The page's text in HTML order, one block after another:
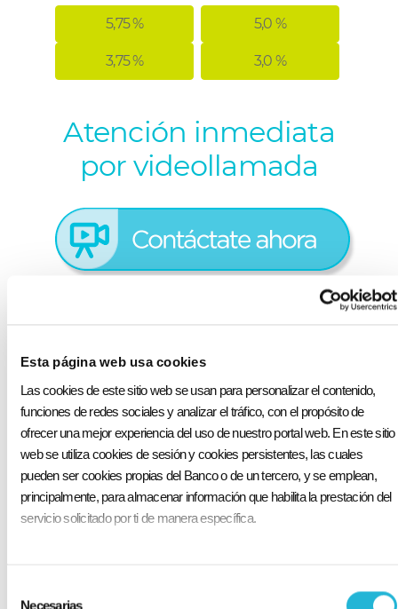
Esta página web usa cookies
Las cookies de este sitio web se usan para personalizar el contenido,
funciones de redes sociales y analizar el tráfico, con el propósito de
ofrecer una mejor experiencia del uso de nuestro portal web. En este sitio
web se utiliza cookies de sesión y cookies persistentes, las cuales
pueden ser cookies propias del Banco o de un tercero, y se emplean,
principalmente, para almacenar información que habilita la prestación del
servicio solicitado por ti de manera específica.
Necesarias
5,75 % 5,0 %
3,75 % 3,0 %
Atención inmediata
por videollamada
Requisitos
Nacionalidad ecuatoriana o extranjera con
residencia legal
Cédula de identidad
Planilla de servicio básico de uno de los dos
últimos meses